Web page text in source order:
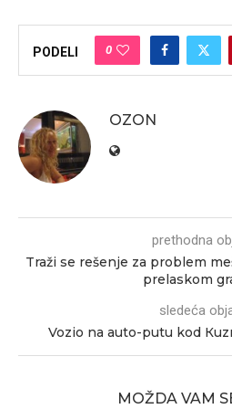
PODELI 0
OZON
prethodna
Traži se rešenje za problem
prelaskom
sledeća
Vozio na auto-putu kod
MOŽDA VAM